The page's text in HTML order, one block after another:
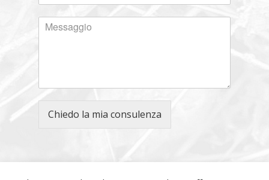
Chiedo la mia consulenza